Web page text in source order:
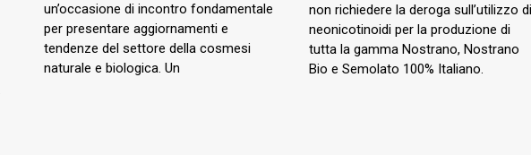
un’occasione di incontro fondamentale
per presentare aggiornamenti e
tendenze del settore della cosmesi
naturale e biologica. Un
non richiedere la deroga sull’utilizzo di
neonicotinoidi per la produzione di
tutta la gamma Nostrano, Nostrano
Bio e Semolato 100% Italiano.